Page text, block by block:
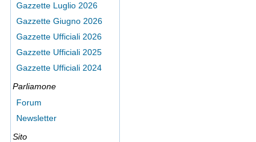
Gazzette Luglio 2026
Gazzette Giugno 2026
Gazzette Ufficiali 2026
Gazzette Ufficiali 2025
Gazzette Ufficiali 2024
Parliamone
Forum
Newsletter
Sito